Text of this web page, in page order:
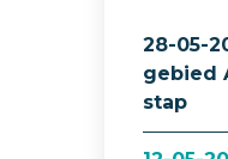
28-05-
gebied
stap